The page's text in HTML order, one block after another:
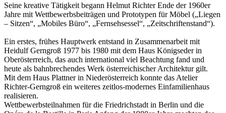
Seine kreative Tätigkeit begann Helmut Richter Ende der 1960er
Jahre mit Wettbewerbsbeiträgen und Prototypen für Möbel („Liegen
– Sitzen“, „Mobiles Büro“, „Fernsehsessel“, „Zeitschriftenstand“).
Ein erstes, frühes Hauptwerk entstand in Zusammenarbeit mit
Heidulf Gerngroß 1977 bis 1980 mit dem Haus Königseder in
Oberösterreich, das auch international viel Beachtung fand und
heute als bahnbrechendes Werk österreichischer Architektur gilt.
Mit dem Haus Plattner in Niederösterreich konnte das Atelier
Richter-Gerngroß ein weiteres zeitlos-modernes Einfamilienhaus
realisieren.
Wettbewerbsteilnahmen für die Friedrichstadt in Berlin und die